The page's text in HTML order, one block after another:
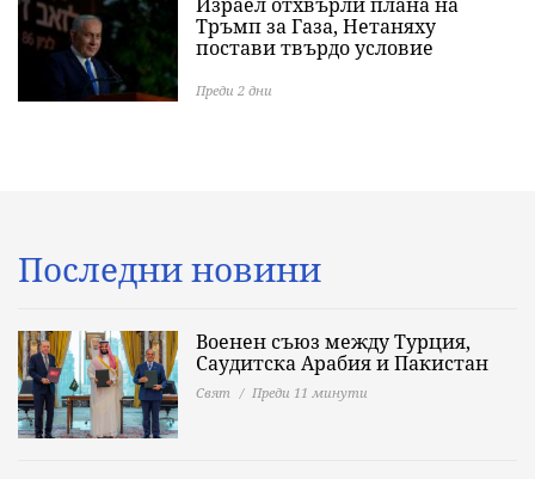
Тръмп за Газа, Нетаняху
постави твърдо условие
Преди 2 дни
Последни новини
Военен съюз между Турция,
Саудитска Арабия и Пакистан
Свят Преди 11 минути